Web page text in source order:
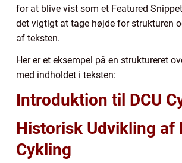
for at blive vist som et Featured
det vigtigt at tage højde for strukturen
af teksten.
Her er et eksempel på en struktureret
med indholdet i teksten:
Introduktion til DCU
Historisk Udvikling af
Cykling